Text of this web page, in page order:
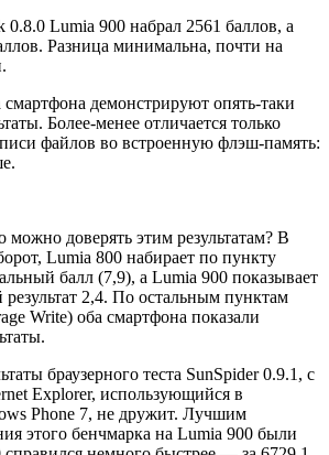
Lumia 900 набрал 2561 баллов, а
Разница минимальна, почти на
демонстрируют опять-таки
Более-менее отличается только
файлов во встроенную флэш-память:
можно доверять этим результатам? В
Lumia 800 набирает по пункту
балл (7,9), а Lumia 900 показывает
2,4. По остальным пунктам
Write) оба смартфона показали
браузерного теста SunSpider 0.9.1, с
Explorer, использующийся в
Phone 7, не дружит. Лучшим
этого бенчмарка на Lumia 900 были